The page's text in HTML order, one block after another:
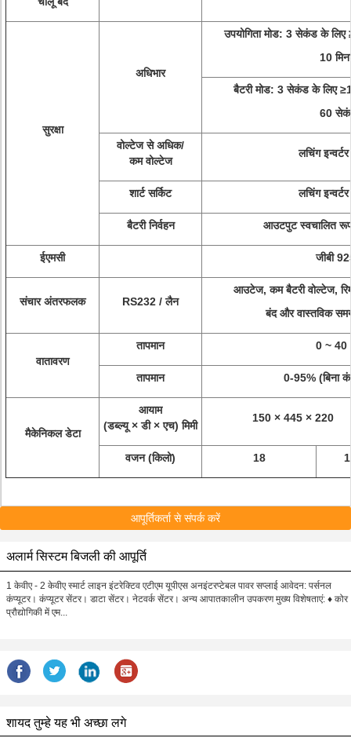
सुरक्षा
अधिभार
उपयोगिता मोड: 3 सेकंड के
10
बैटरी मोड: 3 सेकंड के लिए
60
वोल्टेज से अधिक/
कम वोल्टेज
लचिंग
शार्ट सर्किट लचिंग
बैटरी निर्वहन आउटपुट स्वचालित रूप
ईएमसी जीबी
संचार अंतरफलक RS232 / लैन
आउटेज, कम बैटरी वोल्टेज,
बंद और वास्तविक
वातावरण
तापमान 0 ~
तापमान 0-95% (बिना
मैकेनिकल डेटा
आयाम
(डब्ल्यू × डी × एच) मिमी
150 × 445 × 220
वजन (किलो) 18
आपूर्तिकर्ता से संपर्क करें
अलार्म सिस्टम बिजली की आपूर्ति
1 केवीए - 2 केवीए स्मार्ट लाइन इंटरेक्टिव एटीएम यूपीएस अनइंटरप्टेबल पावर सप्लाई आवेदन: पर्सनल
कंप्यूटर। कंप्यूटर सेंटर। डाटा सेंटर। नेटवर्क सेंटर। अन्य आपातकालीन उपकरण मुख्य विशेषताएं: ♦ कोर
प्रौद्योगिकी में एम...
शायद तुम्हे यह भी अच्छा लगे